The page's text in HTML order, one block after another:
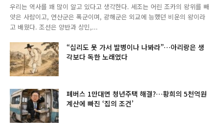
우리는 역사를 꽤 많이 알고 있다고 생각한다. 세조는 어린 조카의 왕위를 빼
앗은 사람이고, 연산군은 폭군이며, 광해군은 외교에 능했던 비운의 왕이라
고 배웠다. 조선은 양반과 상민,...
“십리도 못 가서 발병이나 나봐라”…아리랑은 생
각보다 독한 노래였다
폐버스 1만대면 청년주택 해결?…황희의 5천억원
계산에 빠진 ‘집의 조건’